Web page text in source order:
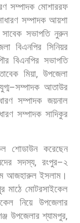
সম্পাদক মোশাররফ
সম্পাদক আয়শা
সাবেক সভাপতি নুরুন
বিএনপির সিনিয়র
বিএনপির সভাপতি
মিয়া,উপজেলা
যুগ্ম–সম্পাদক আতাউর
সম্পাদক জয়নাল
সম্পাদক সাদিকুর
শোডাউন করেছেন
সদস্য, রংপুর–২
আজহারুল ইসলাম।
মাঠে মোটরসাইকেল
নিয়ে
উপজেলার
উপজেলার শ্যামপুর,